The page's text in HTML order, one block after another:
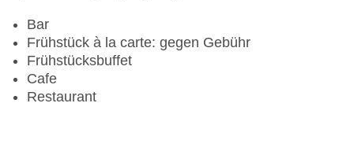
Mastercard, Visa
Landeskategorie: 4 Sterne
Bar
Frühstück à la carte: gegen Gebühr
Frühstücksbuffet
Cafe
Restaurant